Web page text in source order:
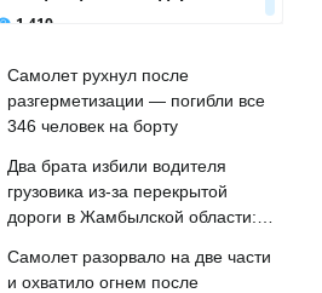
Самолет рухнул после
разгерметизации — погибли все
346 человек на борту
Два брата избили водителя
грузовика из-за перекрытой
дороги в Жамбылской области:
Самолет разорвало на две части
и охватило огнем после